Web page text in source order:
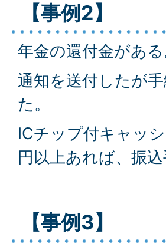
【事例2】
年金の還付金がある
通知を送付したが
た。
ICチップ付キャッ
円以上あれば、振
【事例3】